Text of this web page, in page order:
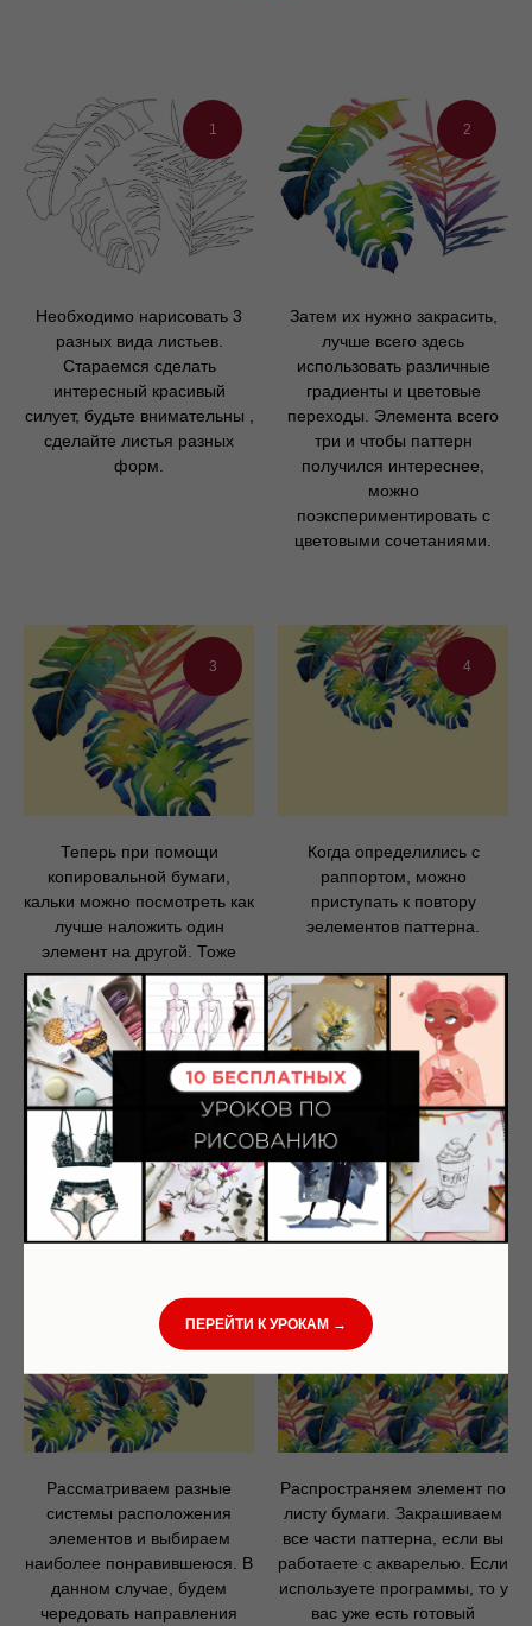
ПЕРЕЙТИ К УРОКАМ →
1
Необходимо нарисовать 3
разных вида листьев.
Стараемся сделать
интересный красивый
силует, будьте внимательны ,
сделайте листья разных
форм.
2
Затем их нужно закрасить,
лучше всего здесь
использовать различные
градиенты и цветовые
переходы. Элемента всего
три и чтобы паттерн
получился интереснее,
можно
поэкспериментировать с
цветовыми сочетаниями.
3
Теперь при помощи
копировальной бумаги,
кальки можно посмотреть как
лучше наложить один
элемент на другой. Тоже
самое можно сделать и в
программе Photoshop или же
в Procreate, предварительно
отсканировав своё
изображение и почистив
фон. Необходимо оставить
лишь листья и поместить их
на разные слои, тогда вам
легко будет их перемещать.
4
Когда определились с
раппортом, можно
приступать к повтору
эелементов паттерна.
5
Рассматриваем разные
системы расположения
элементов и выбираем
наиболее понравившеюся. В
данном случае, будем
чередовать направления
Распространяем элемент по
листу бумаги. Закрашиваем
все части паттерна, если вы
работаете с акварелью. Если
используете программы, то у
вас уже есть готовый